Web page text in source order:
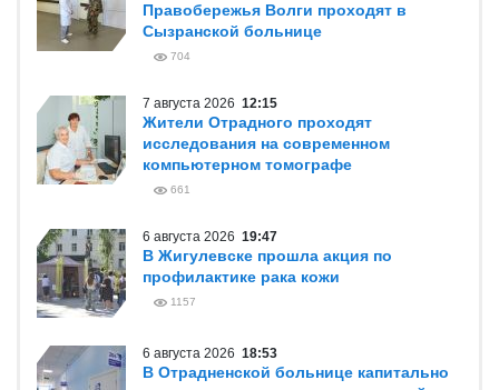
Правобережья Волги проходят в
Сызранской больнице
704
7 августа 2026 12:15
Жители Отрадного проходят
исследования на современном
компьютерном томографе
661
6 августа 2026 19:47
В Жигулевске прошла акция по
профилактике рака кожи
1157
6 августа 2026 18:53
В Отрадненской больнице капитально